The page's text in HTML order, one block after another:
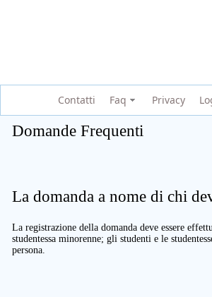
Contatti Faq Privacy
Domande Frequenti
La domanda a nome di chi
La registrazione della domanda deve essere
studentessa minorenne; gli studenti e le
persona.